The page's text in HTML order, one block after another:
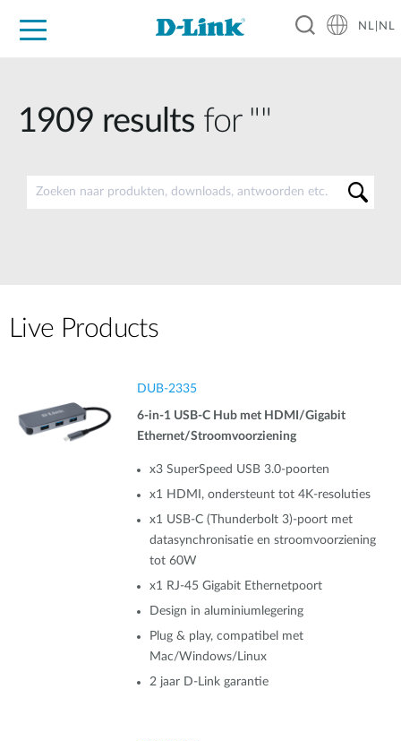
NL|NL
1909 results for ""
Live Products
DUB-2335
6-in-1 USB-C Hub met HDMI/Gigabit
Ethernet/Stroomvoorziening
x3 SuperSpeed USB 3.0-poorten
x1 HDMI, ondersteunt tot 4K-resoluties
x1 USB-C (Thunderbolt 3)-poort met
datasynchronisatie en stroomvoorziening
tot 60W
x1 RJ-45 Gigabit Ethernetpoort
Design in aluminiumlegering
Plug & play, compatibel met
Mac/Windows/Linux
2 jaar D‑Link garantie